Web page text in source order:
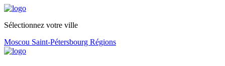
Sélectionnez votre ville
Moscou Saint-Pétersbourg Régions